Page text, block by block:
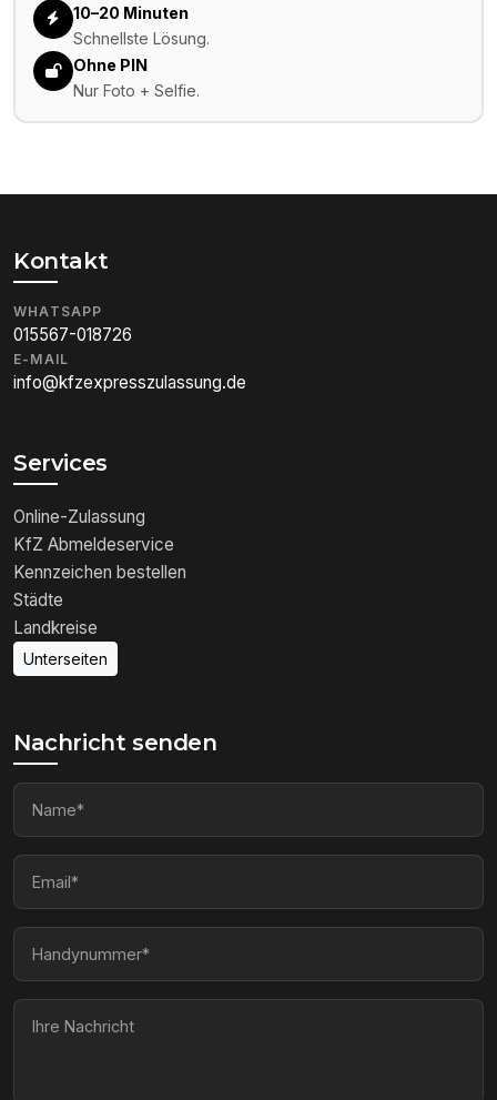
10–20 Minuten
Schnellste Lösung.
Ohne PIN
Nur Foto + Selfie.
Kontakt
WHATSAPP
015567-018726
E-MAIL
info@kfzexpresszulassung.de
Services
Online-Zulassung
KfZ Abmeldeservice
Kennzeichen bestellen
Städte
Landkreise
Unterseiten
Nachricht senden